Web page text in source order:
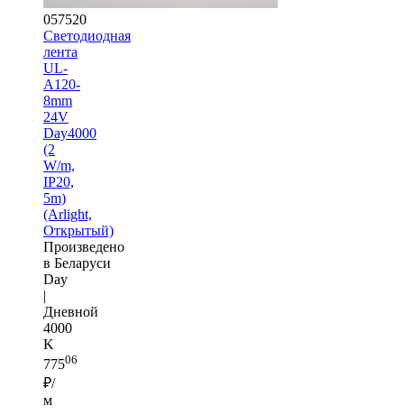
057520
Светодиодная
лента
UL-
A120-
8mm
24V
Day4000
(2
W/m,
IP20,
5m)
(Arlight,
Открытый)
Произведено
в Беларуси
Day
|
Дневной
4000
K
77506
₽/
м